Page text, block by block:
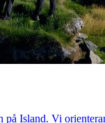
på Island. Vi